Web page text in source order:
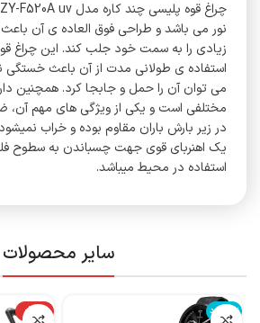
نور می باشد و طراحی فوق العاده ی آن باعث
زیادی را به سمت خود جلب کند. این چراغ
استفاده ی طولانی مدت از آن باعث خستگی
می توان آن را حمل و جابجا کرد. همچنین
مختلفی است و یکی از ویژگی های مهم
در زیر بارش باران مقاوم بوده و خراب
یک اهنربای قوی جهت چسباندن به سطوح
استفاده در محیط میباشد.
سایر محصولات
ناموجود
-14%